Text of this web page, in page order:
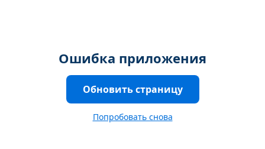
Ошибка приложения
Обновить страницу
Попробовать снова